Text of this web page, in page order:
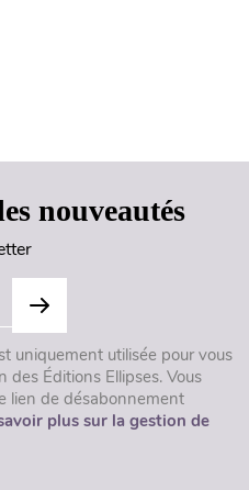
nouveautés
uniquement utilisée pour vous
Éditions Ellipses. Vous
lien de désabonnement
plus sur la gestion de